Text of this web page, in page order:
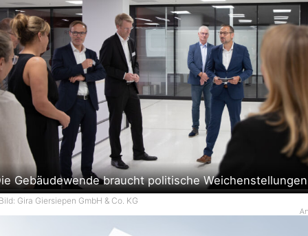
Gebäudewende braucht politische Weichenstellungen
Gira Giersiepen GmbH & Co. KG